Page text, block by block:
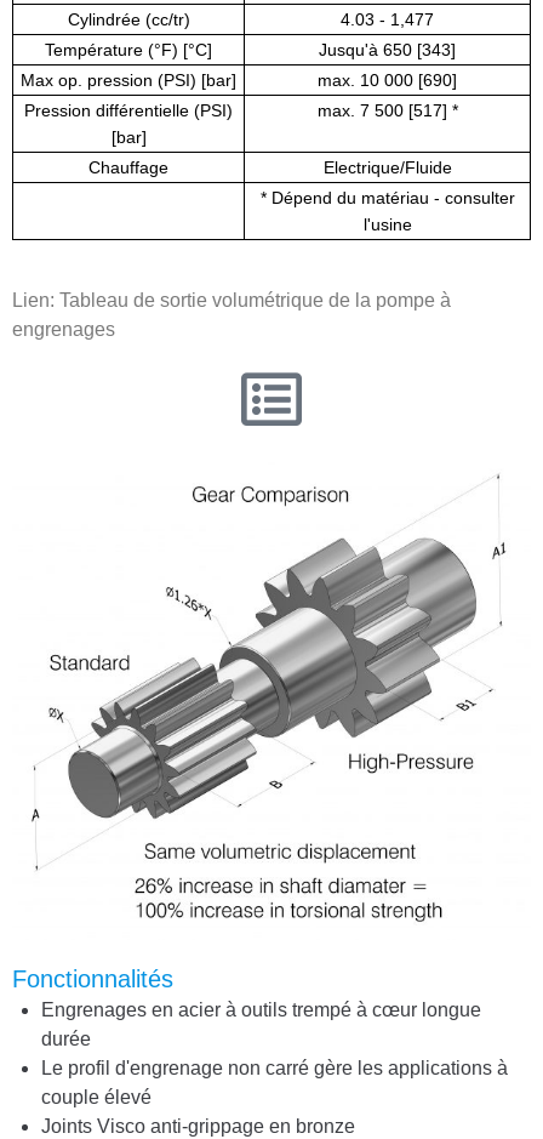
Cylindrée (cc/tr)
4.03 - 1,477
Température (°F) [°C]
Jusqu'à 650 [343]
Max op. pression (PSI) [bar]
max. 10 000 [690]
Pression différentielle (PSI)
[bar]
max. 7 500 [517] *
Chauffage
Electrique/Fluide
* Dépend du matériau - consulter
l'usine
Lien: Tableau de sortie volumétrique de la pompe à
engrenages
Fonctionnalités
Engrenages en acier à outils trempé à cœur longue
durée
Le profil d'engrenage non carré gère les applications à
couple élevé
Joints Visco anti-grippage en bronze